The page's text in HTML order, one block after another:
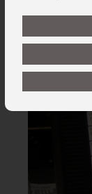
This post is